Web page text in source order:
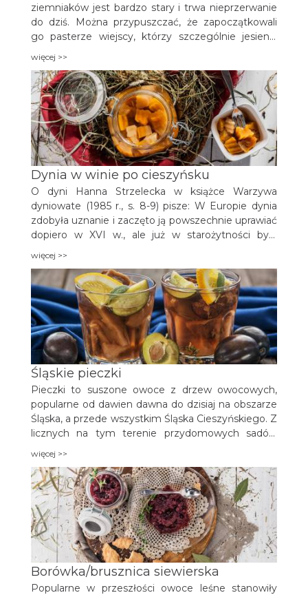
ziemniaków jest bardzo stary i trwa nieprzerwanie
do dziś. Można przypuszczać, że zapoczątkowali
go pasterze wiejscy, którzy szczególnie jesienią
bulwy ziemniaków. Ziemniaki były najprostszą i
podstawową potrawą już 150 lat temu.
więcej >>
Dynia w winie po cieszyńsku
O dyni Hanna Strzelecka w książce Warzywa
dyniowate (1985 r., s. 8-9) pisze: W Europie dynia
zdobyła uznanie i zaczęto ją powszech­nie uprawiać
dopiero w XVI w., ale już w starożytności była
miodzie. Uczeni greccy uważali ją za środek
przeciwko zaparciu (świeża, starta, zalana winem),
stara medycyna arabska polecała sok z dyni jako lek
nasenny.
więcej >>
Śląskie pieczki
Pieczki to suszone owoce z drzew owocowych,
popularne od dawien dawna do dzisiaj na obszarze
Śląska, a przede wszystkim Śląska Cieszyńskiego. Z
licznych na tym terenie przydomowych sadów
myśl zasady „nic nie może się zmarnować” powstał
pomysł suszenia owoców. Również w przeszłości
niedobór pożywienia na tym obszarze sprawił, że
okoliczna ludność wykorzystywała wszystkie dary
natury, by zaspokoić głód.
więcej >>
Borówka/brusznica siewierska
Popularne w przeszłości owoce leśne stanowiły